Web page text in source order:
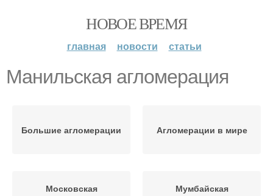
НОВОЕ ВРЕМЯ
главная новости статьи
Манильская агломерация
Большие агломерации Агломерации в мире
Московская
Мумбайская